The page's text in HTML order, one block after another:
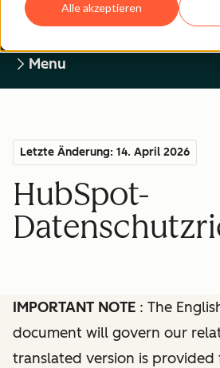
Alle akzeptieren
Menu
Letzte Änderung: 14. April 2026
HubSpot-
IMPORTANT NOTE : The
document will govern our
translated version is provided